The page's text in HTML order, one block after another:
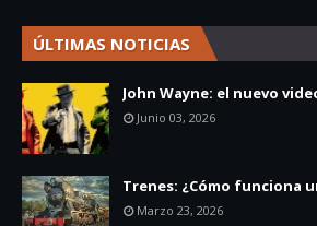
ÚLTIMAS NOTICIAS
John Wayne: el nuevo
Junio 03, 2026
Trenes: ¿Cómo funciona
Marzo 23, 2026